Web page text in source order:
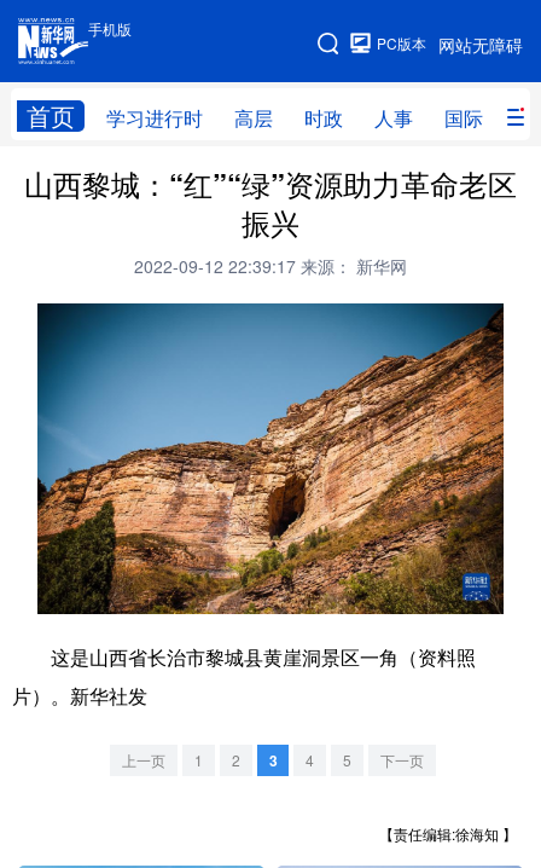
手机版
网站无障碍
PC版本
首页 学习进行时 高层 时政 人事 国际 财
手机版
网站地图
学习进行时 高层 时政 人事
全球连线
体育
健康 军事
访谈 视频 图片 政务
法律 中央文件 金融 汽车
食品 人居 信息化 数字经济
学术中国 乡村振兴 银龄 溯源中国
彩票
山西黎城：“红”“绿”资源助力革命老区
振兴
2022-09-12 22:39:17 来源： 新华网
这是山西省长治市黎城县黄崖洞景区一角（资料照
片）。新华社发
上一页 1 2 3 4 5 下一页
【责任编辑:徐海知 】